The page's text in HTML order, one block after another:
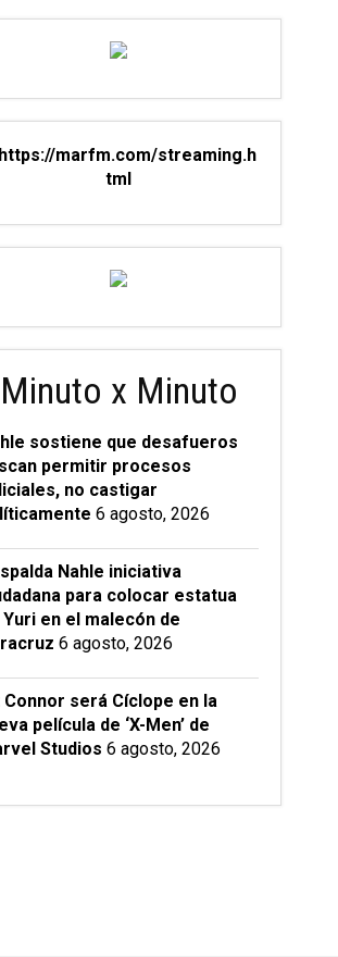
Minuto x Minuto
sostiene que desafueros
permitir procesos
no castigar
6 agosto, 2026
Nahle iniciativa
para colocar estatua
Yuri en el malecón de
6 agosto, 2026
Connor será Cíclope en la
película de ‘X-Men’ de
Studios 6 agosto, 2026